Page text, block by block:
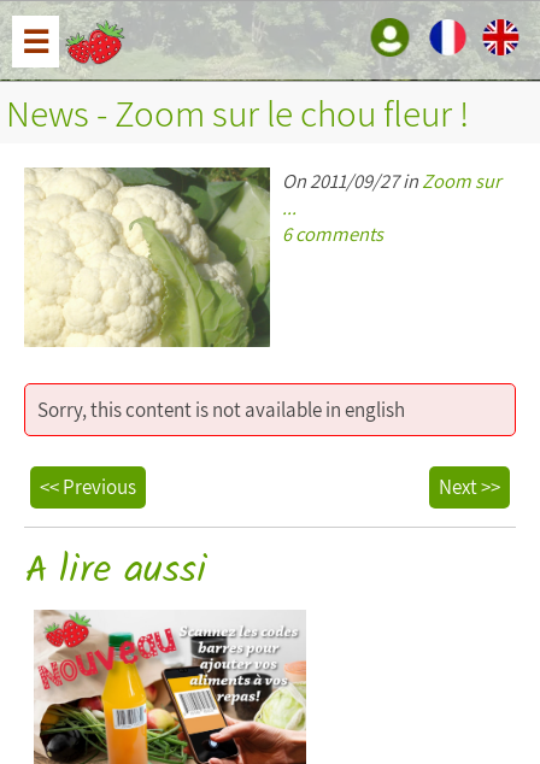
☰
News - Zoom sur le chou fleur !
On 2011/09/27 inZoom sur
...
6 comments
Sorry, this content is not available in english
Next >>
<< Previous
A lire aussi